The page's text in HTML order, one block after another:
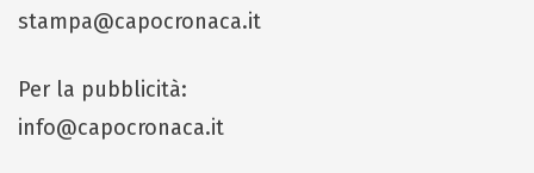
stampa@capocronaca.it
Per la pubblicità:
info@capocronaca.it